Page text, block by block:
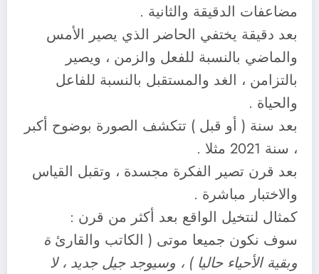
مضاعفات الدقيقة والثانية .
بعد دقيقة يختفي الحاضر الذي يصير الأمس
والماضي بالنسبة للفعل والزمن ، ويصير
بالتزامن ، الغد والمستقبل بالنسبة للفاعل
والحياة .
بعد سنة ( أو قبل ) تتكشف الصورة بوضوح أكبر
، سنة 2021 مثلا .
بعد قرن تصير الفكرة مجسدة ، وتقبل القياس
والاختبار مباشرة .
كمثال لنتخيل الواقع بعد أكثر من قرن :
سوف نكون جميعا موتى ( الكاتب والقارئ ة
وبقية الأحياء حاليا ) ، وسيوجد جيل جديد ، لا